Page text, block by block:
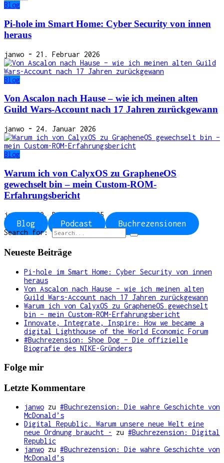
Blog
Pi-hole im Smart Home: Cyber Security von innen
heraus
janwo - 21. Februar 2026
Blog
Von Ascalon nach Hause – wie ich meinen alten
Guild Wars-Account nach 17 Jahren zurückgewann
janwo - 24. Januar 2026
Blog
Warum ich von CalyxOS zu GrapheneOS
gewechselt bin – mein Custom-ROM-
Erfahrungsbericht
janwo - 29. Dezember 2025
Blog Podcast Buchrezensionen
Search for:
Neueste Beiträge
Pi-hole im Smart Home: Cyber Security von innen
heraus
Von Ascalon nach Hause – wie ich meinen alten
Guild Wars-Account nach 17 Jahren zurückgewann
Warum ich von CalyxOS zu GrapheneOS gewechselt
bin – mein Custom-ROM-Erfahrungsbericht
Innovate, Integrate, Inspire: How we became a
digital Lighthouse of the World Economic Forum
#Buchrezension: Shoe Dog – Die offizielle
Biografie des NIKE-Gründers
Folge mir
Letzte Kommentare
janwo zu #Buchrezension: Die wahre Geschichte von
McDonald’s
Digital Republic. Warum unsere neue Welt eine
neue Ordnung braucht -
zu #Buchrezension: Digital
Republic
janwo zu #Buchrezension: Die wahre Geschichte von
McDonald’s